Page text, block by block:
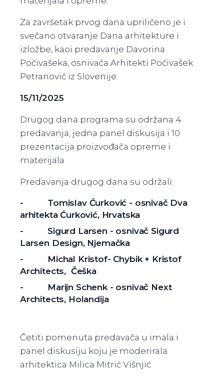
Za završetak prvog dana upriličeno je i
svečano otvaranje Dana arhitekture i
izložbe, kaoi predavanje Davorina
Počivašeka, osnivača Arhitekti Počivašek
Petranovič iz Slovenije.
15/11/2025
Drugog dana programa su održana 4
predavanja, jedna panel diskusija i 10
prezentacija proizvođača opreme i
materijala
Predavanja drugog dana su održali:
- Tomislav Ćurković - osnivač Dva
arhitekta Ćurković, Hrvatska
- Sigurd Larsen - osnivač Sigurd
Larsen Design, Njemačka
- Michal Kristof- Chybik + Kristof
Architects, Češka
- Marijn Schenk - osnivač Next
Architects, Holandija
Četiti pomenuta predavača u imala i
panel diskusiju koju je moderirala
arhitektica Milica Mitrić Višnjić